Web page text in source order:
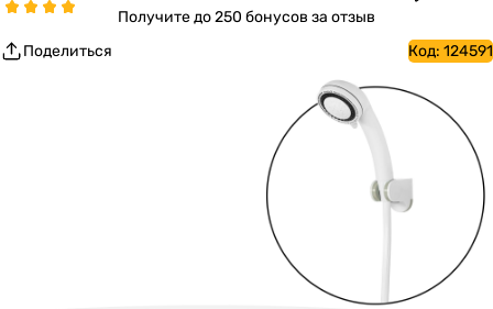
Получитедо 250 бонусов за отзыв
Поделиться
Код: 124591